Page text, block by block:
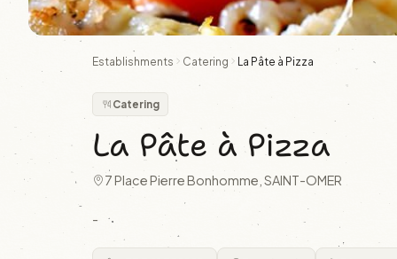
Establishments Catering La Pâte à Pizza
Catering
La Pâte à Pizza
7 Place Pierre Bonhomme, SAINT-OMER
-